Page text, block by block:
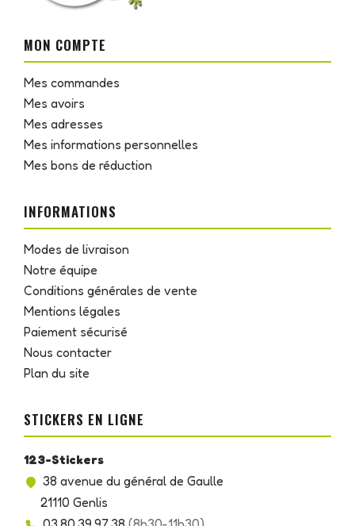
MON COMPTE
Mes commandes
Mes avoirs
Mes adresses
Mes informations personnelles
Mes bons de réduction
INFORMATIONS
Modes de livraison
Notre équipe
Conditions générales de vente
Mentions légales
Paiement sécurisé
Nous contacter
Plan du site
STICKERS EN LIGNE
123-Stickers
38 avenue du général de Gaulle
21110 Genlis